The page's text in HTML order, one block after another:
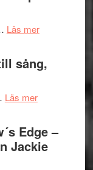
terräng
Läs merom
Hannes
Pöntinen
avslutar
sång,
Läs merom
in
till
Edge –
Jackie